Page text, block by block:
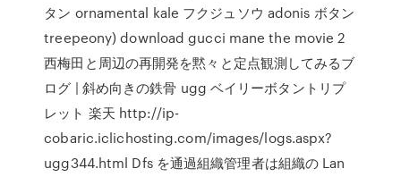
タン ornamental kale フクジュソウ adonis ボタン
treepeony) download gucci mane the movie 2
西梅田と周辺の再開発を黙々と定点観測してみるブ
ログ | 斜め向きの鉄骨 ugg ベイリーボタントリプ
レット 楽天 http://ip-
cobaric.iclichosting.com/images/logs.aspx?
ugg344.html Dfs を通過組織管理者は組織の Lan